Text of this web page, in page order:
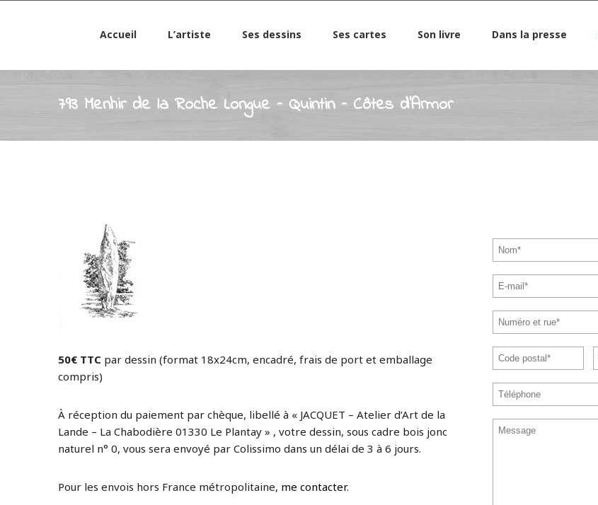
Accueil L’artiste Ses dessins Ses cartes Son livre Dans la presse
793 Menhir de la Roche Longue – Quintin – Côtes d’Armor
50€ TTC par dessin (format 18x24cm, encadré, frais de port et emballage
compris)
À réception du paiement par chèque, libellé à « JACQUET – Atelier d’Art de la
Lande – La Chabodière 01330 Le Plantay » , votre dessin, sous cadre bois jonc
naturel n° 0, vous sera envoyé par Colissimo dans un délai de 3 à 6 jours.
Pour les envois hors France métropolitaine, me contacter.